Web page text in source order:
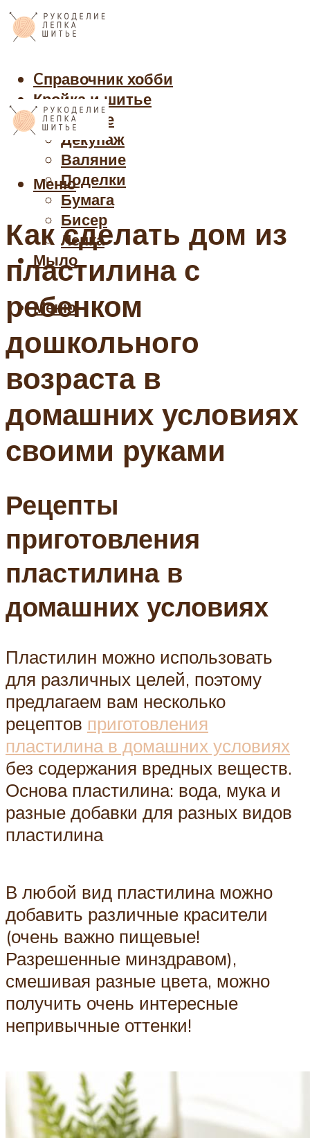
Cправочник хобби
Кройка и шитье
Рукоделие
Декупаж
Валяние
Поделки
Бумага
Бисер
Лепка
Мыло
Меню
Меню
Как сделать дом из
пластилина с
ребенком
дошкольного
возраста в
домашних условиях
своими руками
Рецепты
приготовления
пластилина в
домашних условиях
Пластилин можно использовать
для различных целей, поэтому
предлагаем вам несколько
рецептов приготовления
пластилина в домашних условиях
без содержания вредных веществ.
Основа пластилина: вода, мука и
разные добавки для разных видов
пластилина
В любой вид пластилина можно
добавить различные красители
(очень важно пищевые!
Разрешенные минздравом),
смешивая разные цвета, можно
получить очень интересные
непривычные оттенки!